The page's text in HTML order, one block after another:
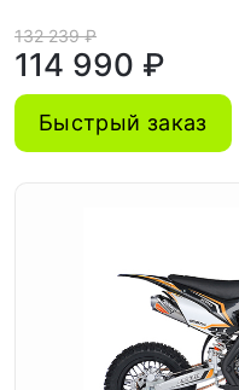
132 239 ₽
114 990 ₽
Быстрый заказ